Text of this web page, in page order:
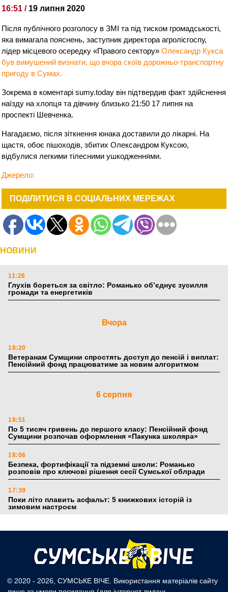
16:51 / 19 липня 2020
Після публічного розголосу в ЗМІ та під тиском громадськості,
яка вимагала пояснень, заступник директора агролісгоспу,
лідер місцевого осередку «Правого сектору»Олександр Кукса
був вимушений визнати, що вчора скоїв дорожньо-транспортну
пригоду в Сумах.
Зокрема в коментарі sumy.today він підтвердив факт здійснення
наїзду на хлопця та дівчину близько 21:50 17 липня на
проспекті Шевченка.
Нагадаємо, після зіткнення юнака доставили до лікарні. На
щастя, обоє пішоходів, збитих Олександром Куксою,
відбулися легкими тілесними ушкодженнями.
Джерело:
ПОДІЛИТИСЯ В СОЦІАЛЬНИХ МЕРЕЖАХ
НОВИНИ
11:26
Глухів бореться за світло: Романько об’єднує зусилля
громади та енергетиків
Вчора
18:20
Ветеранам Сумщини спростять доступ до пенсій і виплат:
Пенсійний фонд працюватиме за новим алгоритмом
6 серпня
18:51
По 5 тисяч гривень до першого класу: Пенсійний фонд
Сумщини розпочав оформлення «Пакунка школяра»
18:06
Безпека, фортифікації та підземні школи: Романько
розповів про ключові рішення сесії Сумської облради
17:39
Поки літо плавить асфальт: 5 книжкових історій із
зимовим настроєм
5 серпня
обладнання від партнерів із Німеччини
© 2020 - 2026, СУМСЬКЕ ВІЧЕ. Використання матеріалів сайту